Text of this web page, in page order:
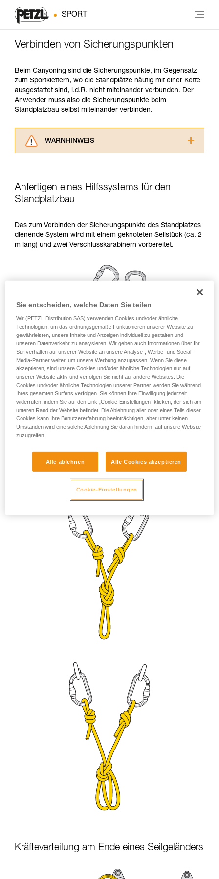
SPORT
Verbinden von Sicherungspunkten
Beim Canyoning sind die Sicherungspunkte, im Gegensatz
zum Sportklettern, wo die Standplätze häufig mit einer Kette
ausgestattet sind, i.d.R. nicht miteinander verbunden. Der
Anwender muss also die Sicherungspunkte beim
Standplatzbau selbst miteinander verbinden.
WARNHINWEIS
ziehen. Um diese Zusatzinformationen
verstehen zu können, müssen Sie zuerst die in
Die Beherrschung dieser Techniken setzt eine
entsprechende Ausbildung und ein spezielles
Training voraus. Prüfen Sie zusammen mit
Vorgang alleine sicher zu wiederholen, bevor
Sie ihn eigenständig durchführen.
noch andere Techniken, die hier nicht
beschrieben werden.
Anfertigen eines Hilfssystems für den
Standplatzbau
Das zum Verbinden der Sicherungspunkte des Standplatzes
dienende System wird mit einem geknoteten Seilstück (ca. 2
m lang) und zwei Verschlusskarabinern vorbereitet.
Kräfteverteilung an einem einfachen
Standplatz
Vibration zu verhindern. Passen Sie die Länge mit einem
Kräfteverteilung am Ende eines Seilgeländers
Sie entscheiden, welche Daten Sie teilen
Wir (PETZL Distribution SAS) verwenden Cookies und/oder ähnliche
Technologien, um das ordnungsgemäße Funktionieren unserer Website zu
gewährleisten, unsere Inhalte und Anzeigen individuell zu gestalten und
unseren Datenverkehr zu analysieren. Wir geben auch Informationen über Ihr
Surfverhalten auf unserer Website an unsere Analyse-, Werbe- und Social-
Media-Partner weiter, um unsere Werbung anzupassen. Wenn Sie diese
akzeptieren, sind unsere Cookies und/oder ähnliche Technologien nur auf
unserer Website aktiv und verfolgen Sie nicht auf andere Websites. Die
Cookies und/oder ähnliche Technologien unserer Partner werden Sie während
Ihres gesamten Surfens verfolgen. Sie können Ihre Einwilligung jederzeit
widerrufen, indem Sie auf den Link „Cookie-Einstellungen“ klicken, der sich am
unteren Rand der Website befindet. Die Ablehnung aller oder eines Teils dieser
Cookies kann Ihre Benutzererfahrung beeinträchtigen, aber unter keinen
Umständen wird eine solche Ablehnung Sie daran hindern, auf unsere Website
zuzugreifen.
Alle ablehnen Alle Cookies akzeptieren
Cookie-Einstellungen